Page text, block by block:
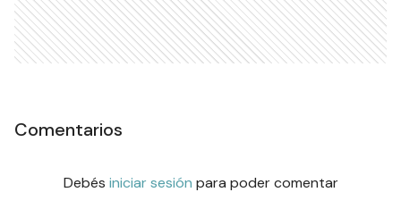
Comentarios
Debés iniciar sesión para poder comentar